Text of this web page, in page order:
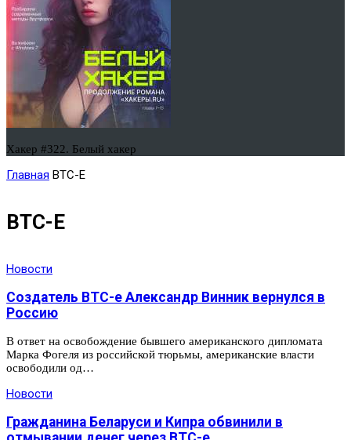
Хакер #322. Белый хакер
Главная BTC-E
BTC-E
Новости
Создатель BTC-e Александр Винник вернулся в
Россию
В ответ на освобождение бывшего американского дипломата
Марка Фогеля из российской тюрьмы, американские власти
освободили од…
Новости
Гражданина Беларуси и Кипра обвинили в